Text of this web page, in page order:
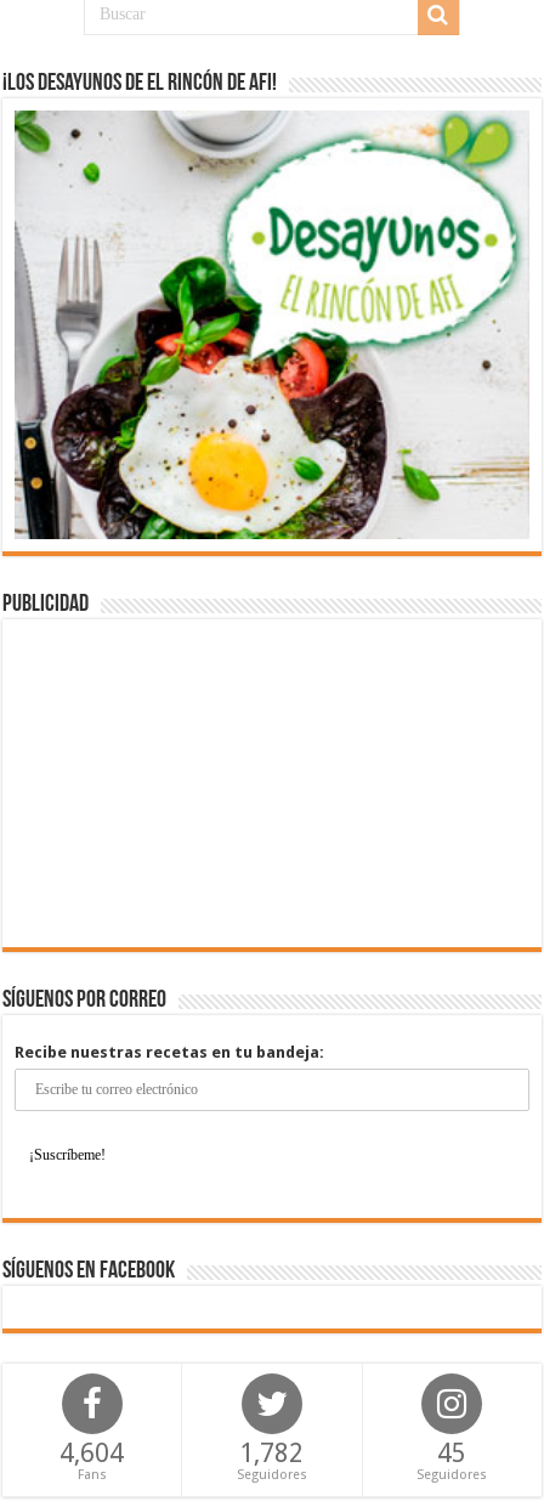
¡Los desayunos de El Rincón de Afi!
Publicidad
Síguenos por correo
Recibe nuestras recetas en tu bandeja:
Síguenos en Facebook
4,604
Fans
1,782
Seguidores
45
Seguidores